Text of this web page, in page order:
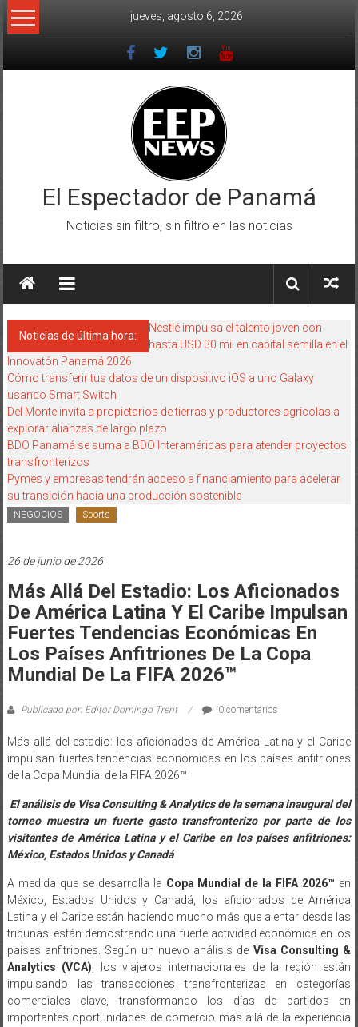
Saltar
al
jueves, agosto 6, 2026
El Espectador de Panamá
Noticias sin filtro, sin filtro en las noticias
Noticias de última hora:
Nestlé impulsa el talento joven con
hasta USD 30 mil en capital semilla en el
Innovatón Panamá 2026
Cómo transferir tus datos de un dispositivo iOS a uno Galaxy
usando Smart Switch
Del Monte invita a propietarios de tierras y productores agrícolas a
explorar alianzas de largo plazo
BDO Panamá se suma a BDO Interaméricas para atender proyectos
transfronterizos
Pymes y empresas tendrán acceso a financiamiento para acelerar
su transición hacia una producción sostenible
NEGOCIOS Sports
26 de junio de 2026
Más Allá Del Estadio: Los Aficionados
De América Latina Y El Caribe Impulsan
Fuertes Tendencias Económicas En
Los Países Anfitriones De La Copa
Mundial De La FIFA 2026™
Publicado por: Editor Domingo Trent 0 comentarios
Más allá del estadio: los aficionados de América Latina y el Caribe
impulsan fuertes tendencias económicas en los países anfitriones
de la Copa Mundial de la FIFA 2026™
El análisis de Visa Consulting & Analytics de la semana inaugural del
torneo muestra un fuerte gasto transfronterizo por parte de los
visitantes de América Latina y el Caribe en los países anfitriones:
México, Estados Unidos y Canadá
A medida que se desarrolla la Copa Mundial de la FIFA 2026™ en
México, Estados Unidos y Canadá, los aficionados de América
Latina y el Caribe están haciendo mucho más que alentar desde las
tribunas: están demostrando una fuerte actividad económica en los
países anfitriones. Según un nuevo análisis de Visa Consulting &
Analytics (VCA) , los viajeros internacionales de la región están
impulsando las transacciones transfronterizas en categorías
comerciales clave, transformando los días de partidos en
importantes oportunidades de comercio más allá de la experiencia